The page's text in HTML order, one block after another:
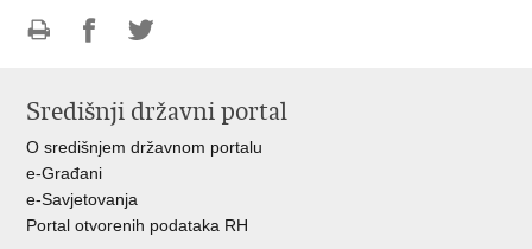
FacebookuTwitteru
Središnji državni portal
O središnjem državnom portalu
e-Građani
e-Savjetovanja
Portal otvorenih podataka RH